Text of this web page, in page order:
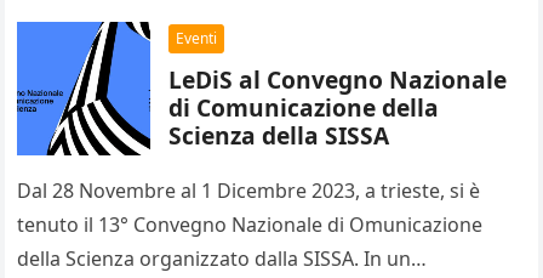
Eventi
LeDiS al Convegno Nazionale
di Comunicazione della
Scienza della SISSA
Dal 28 Novembre al 1 Dicembre 2023, a trieste, si è
tenuto il 13° Convegno Nazionale di Omunicazione
della Scienza organizzato dalla SISSA. In un